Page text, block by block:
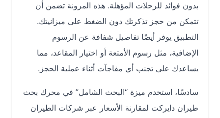
بدون فوائد للرحلات المؤهلة. هذه المرونة تضمن أن
تتمكن من حجز تذكرتك دون الضغط على ميزانيتك.
التطبيق يوفر أيضًا تفاصيل شفافة عن الرسوم
الإضافية، مثل رسوم الأمتعة أو اختيار المقاعد، مما
يساعدك على تجنب أي مفاجآت أثناء عملية الحجز.
سادسًا، استخدم ميزة “البحث الشامل” في محرك بحث
طيران دايركت لمقارنة الأسعار عبر شركات الطيران